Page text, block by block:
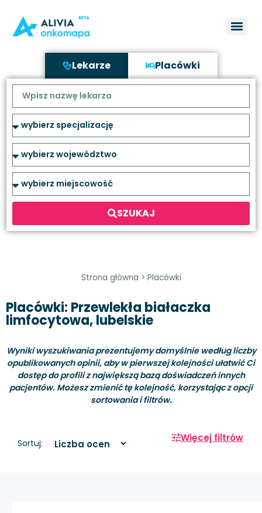
Lekarze Placówki
SZUKAJ
Strona główna > Placówki
Placówki: Przewlekła białaczka
limfocytowa, lubelskie
Wyniki wyszukiwania prezentujemy domyślnie według liczby
opublikowanych opinii, aby w pierwszej kolejności ułatwić Ci
dostęp do profili z największą bazą doświadczeń innych
pacjentów. Możesz zmienić tę kolejność, korzystając z opcji
sortowania i filtrów.
Sortuj: Więcej filtrów